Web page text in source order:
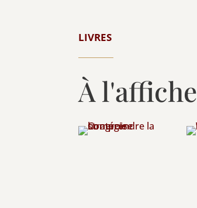
LIVRES
À l'affiche